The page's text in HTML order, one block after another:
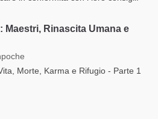
Maestri, Rinascita Umana e
Morte, Karma e Rifugio - Parte 1